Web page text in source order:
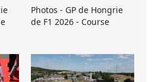
Photos - GP de Hongrie
de F1 2026 - Course